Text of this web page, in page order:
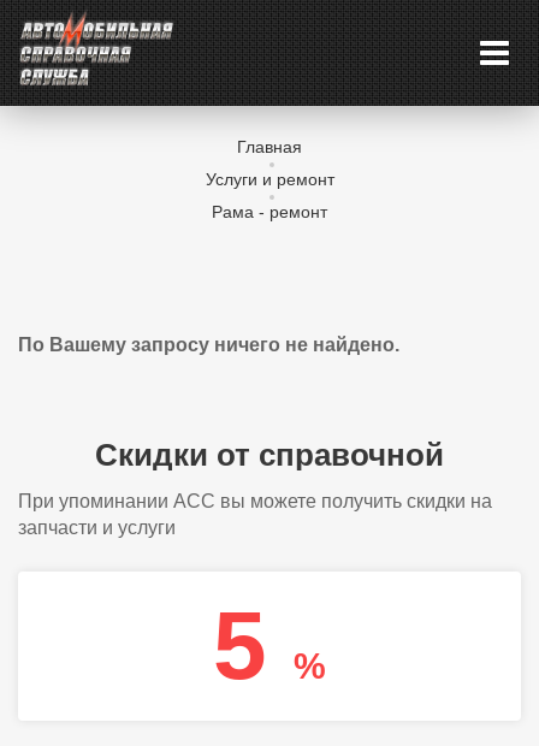
Главная
Услуги и ремонт
Рама - ремонт
По Вашему запросу ничего не найдено.
Скидки от справочной
При упоминании АСС вы можете получить скидки на
запчасти и услуги
5 %